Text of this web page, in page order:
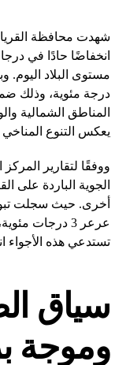
شهدت محافظة
انخفاضًا حادًا في
درجة مئوية، وذلك
المناطق الشمالية
يعكس التنوع
ووفقًا لتقارير
الجوية الباردة على
أخرى. حيث سجلت
تستدعي هذه الأجواء
سياق
وموجة